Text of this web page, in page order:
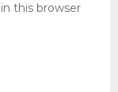
this browser